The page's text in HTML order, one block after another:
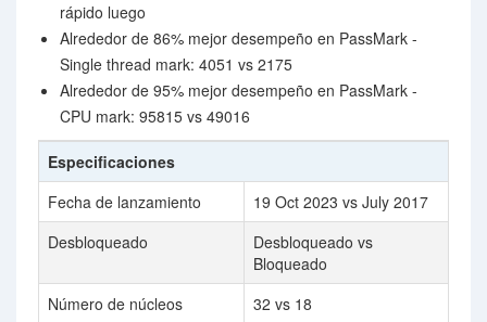
rápido luego
Alrededor de 86% mejor desempeño en PassMark -
Single thread mark: 4051 vs 2175
Alrededor de 95% mejor desempeño en PassMark -
CPU mark: 95815 vs 49016
Especificaciones
Fecha de lanzamiento
19 Oct 2023 vs July 2017
Desbloqueado
Desbloqueado vs
Bloqueado
Número de núcleos
32 vs 18